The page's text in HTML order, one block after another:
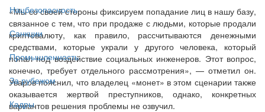
Нацбезопасность
Санкции
Промышленность
За рубежом
Кадры
«Мы со своей стороны фиксируем попадание лиц в нашу базу,
связанное с тем, что при продаже с людьми, которые продали
криптовалюту, как правило, рассчитываются денежными
средствами, которые украли у другого человека, который
попал под воздействие социальных инженеров. Этот вопрос,
конечно, требует отдельного рассмотрения», — отметил он.
Уваров пояснил, что владелец «монет» в этом сценарии также
оказывается жертвой преступников, однако, конкретных
вариантов решения проблемы не озвучил.